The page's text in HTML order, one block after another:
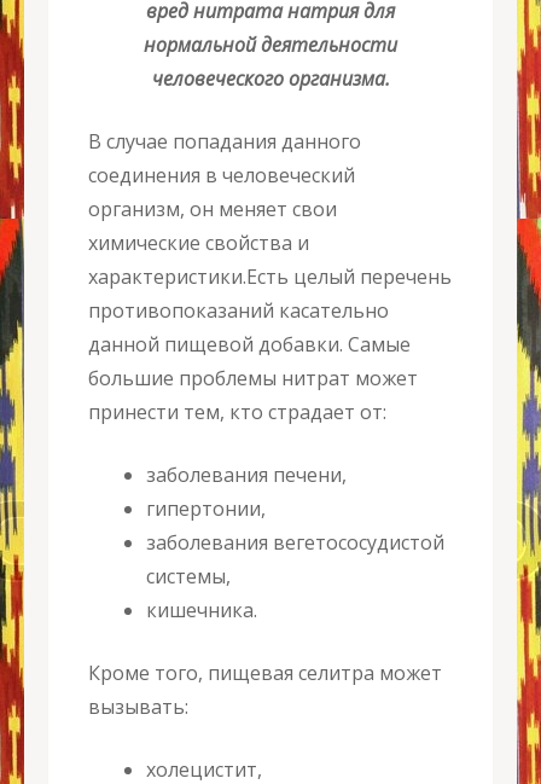
вред нитрата натриядля
нормальной деятельности
человеческого организма.
В случае попадания данного
соединения в человеческий
организм, он меняет свои
химические свойства и
характеристики.Есть целый перечень
противопоказаний касательно
данной пищевой добавки. Самые
большие проблемы нитрат может
принести тем, кто страдает от:
заболевания печени,
гипертонии,
заболевания вегетососудистой
системы,
кишечника.
Кроме того, пищевая селитра может
вызывать:
холецистит,